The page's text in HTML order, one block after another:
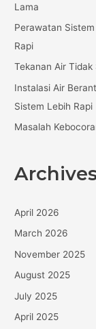
f
o
r
:
Lama
Perawatan
Rapi
Tekanan Air Tidak
Instalasi Air
Sistem Lebih Rapi
Masalah
April 2026
March 2026
November 2025
August 2025
July 2025
April 2025